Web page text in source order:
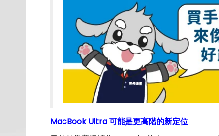
MacBook Ultra 可能是更高階的新定位